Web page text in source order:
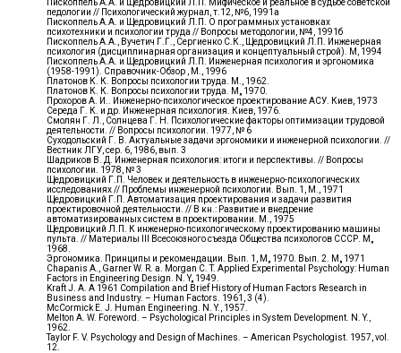
Пископпель А.А. и Щедровицкий Л.П. Мифическое и реальное в судьбе советской
педологии // Психологический журнал, т.12, №6, 1991а
Пископпель А.А. и Щедровицкий Л.П. О программных установках
психотехники и психологии труда // Вопросы методологии, №4, 1991б
Пископпель А.А., Вучетич Г.Г., Сергиенко С.К., Щедровицкий Л.П. Инженерная
психология (дисциплинарная организация и концептуальный строй). М, 1994
Пископпель А.А. и Щедровицкий Л.П. Инженерная психология и эргономика
(1958-1991). Справочник-Обзор , М., 1996
Платонов К. К. Вопросы психологии труда. М., 1962.
Платонов К. К. Вопросы психологии труда. М„ 1970.
Прохоров А. И.. Инженерно-психологическое проектирование АСУ. Киев, 1973
Середа Г. К. и др. Инженерная психология. Киев, 1976.
Смолян Г. Л., Солнцева Г. Н. Психологические факторы оптимизации трудовой
деятельности. // Вопросы психологии. 1977, № 6
Суходольский Г. В. Актуальные задачи эргономики и инженерной психологии. //
Вестник ЛГУ, сер. 6, 1986, вып. 3
Шадриков В. Д. Инженерная психология: итоги и перспективы. // Вопросы
психологии. 1978, № 3
Щедровицкий Г.П. Человек и деятельность в инженерно-психологических
исследованиях // Проблемы инженерной психологии. Вып. 1, М., 1971
Щедровицкий Г.П. Автоматизация проектирования и задачи развития
проектировочной деятельности. // В кн.: Развитие и внедрение
автоматизированных систем в проектировании. М., 1975
Щедровицкий Л.П. К инженерно-психологическому проектированию машины
пульта. // Материалы III Всесоюзного съезда Общества психологов СССР. М„
1968.
Эргономика. Принципы и рекомендации. Вып. 1, М„ 1970. Вып. 2. М„ 1971
Chapanis A., Garner W. R. a. Morgan C. T. Applied Experimental Psychology: Human
Factors in Engineering Design. N. Y„ 1949.
Kraft J. A. A 1961 Compilation and Brief History of Human Factors Research in
Business and Industry. – Human Factors. 1961, 3 (4).
McCormick Е. J. Human Engineering. N. Y., 1957.
Melton A. W. Foreword. – Psychological Principles in System Development. N. Y.,
1962.
Taylor F. V. Psychology and Design of Machines. – American Psychologist. 1957, vol.
12.